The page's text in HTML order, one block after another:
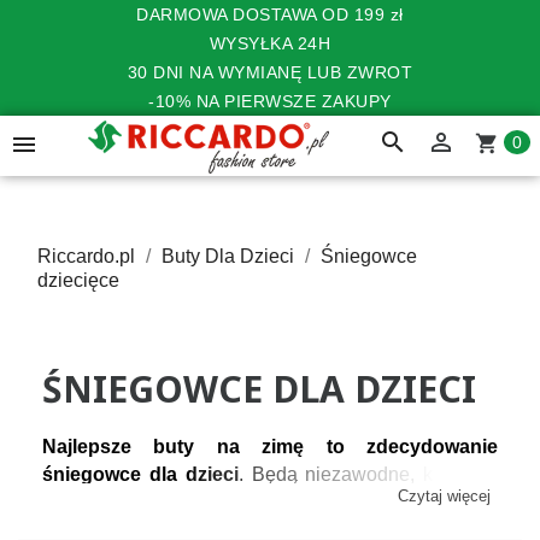
DARMOWA DOSTAWA OD 199 zł
WYSYŁKA 24H
30 DNI NA WYMIANĘ LUB ZWROT
-10% NA PIERWSZE ZAKUPY
 search  shopping_cart 0
Riccardo.pl Buty Dla Dzieci
Śniegowce
dziecięce
ŚNIEGOWCE DLA DZIECI
Najlepsze buty na zimę to zdecydowanie
śniegowce dla dzieci. Będą niezawodne, kiedy za
oknem mróz i śnieg – szczególnie jeśli planujecie
Czytaj więcej